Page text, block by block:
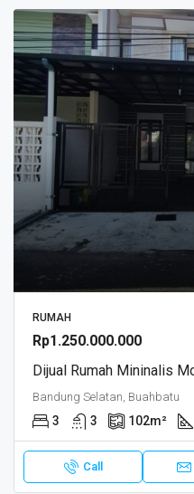
RUMAH
Rp1.250.000.000
Bandung Selatan, Buahbatu
3 3 102m²
Call